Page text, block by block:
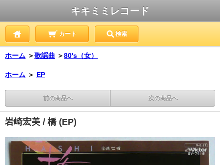
キキミミレコード
カート 検索
ホーム ＞歌謡曲 ＞80's（女）
ホーム ＞ EP
前の商品へ 次の商品へ
岩崎宏美 / 橋 (EP)